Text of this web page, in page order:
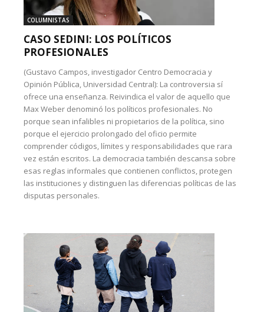
COLUMNISTAS
CASO SEDINI: LOS POLÍTICOS
PROFESIONALES
(Gustavo Campos, investigador Centro Democracia y
Opinión Pública, Universidad Central): La controversia sí
ofrece una enseñanza. Reivindica el valor de aquello que
Max Weber denominó los políticos profesionales. No
porque sean infalibles ni propietarios de la política, sino
porque el ejercicio prolongado del oficio permite
comprender códigos, límites y responsabilidades que rara
vez están escritos. La democracia también descansa sobre
esas reglas informales que contienen conflictos, protegen
las instituciones y distinguen las diferencias políticas de las
disputas personales.